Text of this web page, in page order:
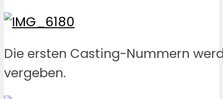
Die ersten Casting-Nummern
vergeben.